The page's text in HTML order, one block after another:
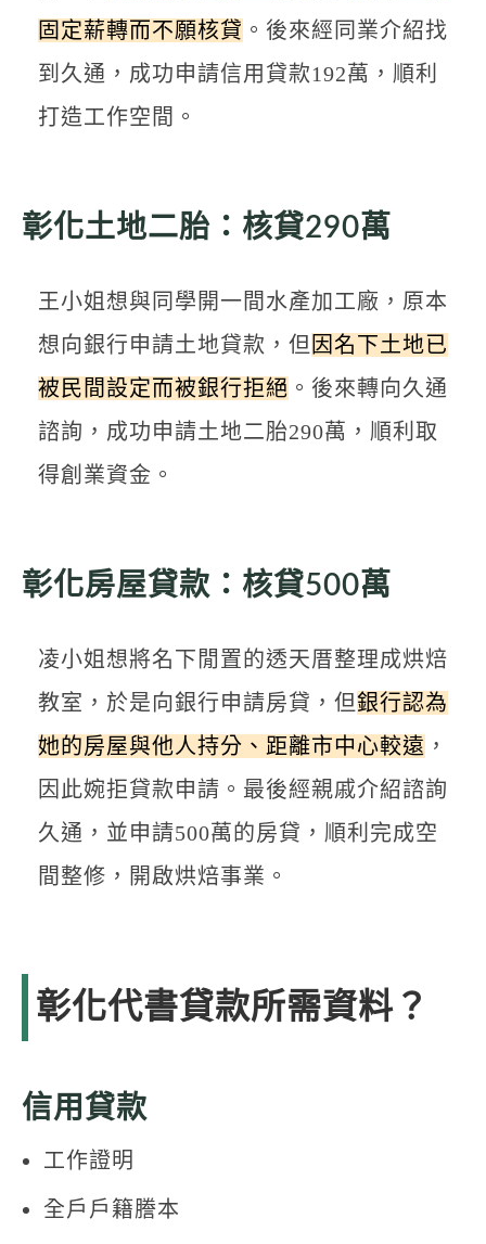
固定薪轉而不願核貸 。後來經同業介紹找
到久通，成功申請信用貸款192萬，順利
打造工作空間。
彰化土地二胎：核貸290萬
王小姐想與同學開一間水產加工廠，原本
想向銀行申請土地貸款，但 因名下土地已
被民間設定而被銀行拒絕 。後來轉向久通
諮詢，成功申請土地二胎290萬，順利取
得創業資金。
彰化房屋貸款：核貸500萬
凌小姐想將名下閒置的透天厝整理成烘焙
教室，於是向銀行申請房貸，但銀行認為
她的房屋與他人持分、距離市中心較遠 ，
因此婉拒貸款申請。最後經親戚介紹諮詢
久通，並申請500萬的房貸，順利完成空
間整修，開啟烘焙事業。
彰化代書貸款所需資料？
信用貸款
工作證明
全戶戶籍謄本